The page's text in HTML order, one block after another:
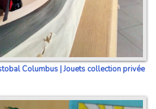
Columbus | Jouets collection privée